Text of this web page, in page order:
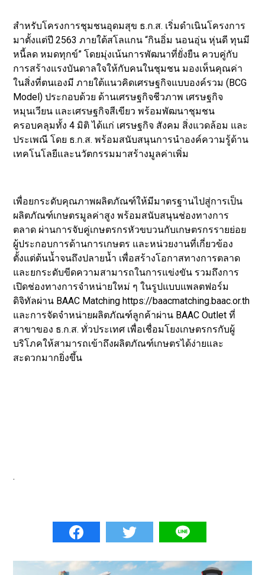
สำหรับโครงการชุมชนอุดมสุข ธ.ก.ส. เริ่มดำเนินโครงการ
มาตั้งแต่ปี 2563 ภายใต้สโลแกน “กินอิ่ม นอนอุ่น หุ่นดี ทุนมี
หนี้ลด หมดทุกข์” โดยมุ่งเน้นการพัฒนาที่ยั่งยืน ควบคู่กับ
การสร้างแรงบันดาลใจให้กับคนในชุมชน มองเห็นคุณค่า
ในสิ่งที่ตนเองมี ภายใต้แนวคิดเศรษฐกิจแบบองค์รวม (BCG
Model) ประกอบด้วย ด้านเศรษฐกิจชีวภาพ เศรษฐกิจ
หมุนเวียน และเศรษฐกิจสีเขียว พร้อมพัฒนาชุมชน
ครอบคลุมทั้ง 4 มิติ ได้แก่ เศรษฐกิจ สังคม สิ่งแวดล้อม และ
ประเพณี โดย ธ.ก.ส. พร้อมสนับสนุนการนำองค์ความรู้ด้าน
เทคโนโลยีและนวัตกรรมมาสร้างมูลค่าเพิ่ม
เพื่อยกระดับคุณภาพผลิตภัณฑ์ให้มีมาตรฐานไปสู่การเป็น
ผลิตภัณฑ์เกษตรมูลค่าสูง พร้อมสนับสนุนช่องทางการ
ตลาด ผ่านการจับคู่เกษตรกรหัวขบวนกับเกษตรกรรายย่อย
ผู้ประกอบการด้านการเกษตร และหน่วยงานที่เกี่ยวข้อง
ตั้งแต่ต้นน้ำจนถึงปลายน้ำ เพื่อสร้างโอกาสทางการตลาด
และยกระดับขีดความสามารถในการแข่งขัน รวมถึงการ
เปิดช่องทางการจำหน่ายใหม่ ๆ ในรูปแบบแพลตฟอร์ม
ดิจิทัลผ่าน BAAC Matching https://baacmatching.baac.or.th
และการจัดจำหน่ายผลิตภัณฑ์ลูกค้าผ่าน BAAC Outlet ที่
สาขาของ ธ.ก.ส. ทั่วประเทศ เพื่อเชื่อมโยงเกษตรกรกับผู้
บริโภคให้สามารถเข้าถึงผลิตภัณฑ์เกษตรได้ง่ายและ
สะดวกมากยิ่งขึ้น
.